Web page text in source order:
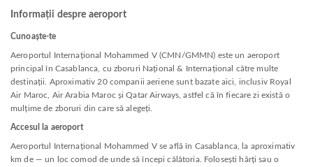
Informații despre aeroport
Cunoaște-te
Aeroportul Internațional Mohammed V (CMN/GMMN) este un aeroport
principal în Casablanca, cu zboruri Național & Internațional către multe
destinații. Aproximativ 20 companii aeriene sunt bazate aici, inclusiv Royal
Air Maroc, Air Arabia Maroc și Qatar Airways, astfel că în fiecare zi există o
mulțime de zboruri din care să alegeți.
Accesul la aeroport
Aeroportul Internațional Mohammed V se află în Casablanca, la aproximativ
km de — un loc comod de unde să începi călătoria. Folosești hărți sau o